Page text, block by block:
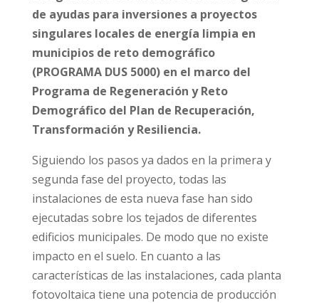
de ayudas para inversiones a proyectos
singulares locales de energía limpia en
municipios de reto demográfico
(PROGRAMA DUS 5000) en el marco del
Programa de Regeneración y Reto
Demográfico del Plan de Recuperación,
Transformación y Resiliencia.
Siguiendo los pasos ya dados en la primera y
segunda fase del proyecto, todas las
instalaciones de esta nueva fase han sido
ejecutadas sobre los tejados de diferentes
edificios municipales. De modo que no existe
impacto en el suelo. En cuanto a las
características de las instalaciones, cada planta
fotovoltaica tiene una potencia de producción